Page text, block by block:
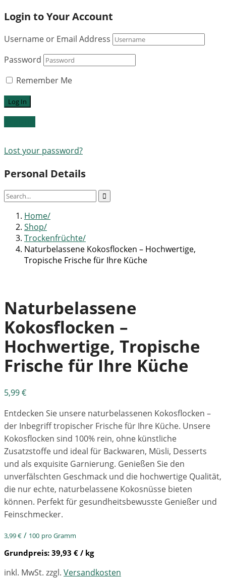
Login to Your Account
Username or Email Address
Password
Remember Me
Lost your password?
Personal Details
Home
Shop
Trockenfrüchte
Naturbelassene Kokosflocken – Hochwertige,
Tropische Frische für Ihre Küche
Naturbelassene
Kokosflocken –
Hochwertige, Tropische
Frische für Ihre Küche
5,99€
Entdecken Sie unsere naturbelassenen Kokosflocken –
der Inbegriff tropischer Frische für Ihre Küche. Unsere
Kokosflocken sind 100% rein, ohne künstliche
Zusatzstoffe und ideal für Backwaren, Müsli, Desserts
und als exquisite Garnierung. Genießen Sie den
unverfälschten Geschmack und die hochwertige Qualität,
die nur echte, naturbelassene Kokosnüsse bieten
können. Perfekt für gesundheitsbewusste Genießer und
Feinschmecker.
3,99€ / 100 pro Gramm
Grundpreis: 39,93 € / kg
inkl. MwSt. zzgl. Versandkosten